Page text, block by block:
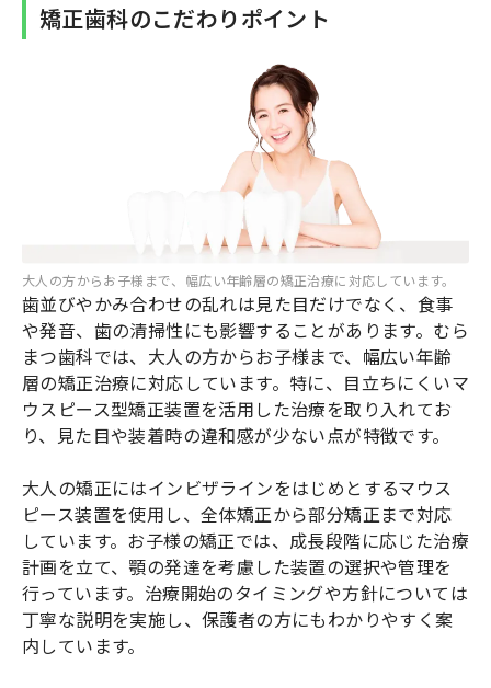
矯正歯科のこだわりポイント
大人の方からお子様まで、幅広い年齢層の矯正治療に対応しています。
歯並びやかみ合わせの乱れは見た目だけでなく、食事
や発音、歯の清掃性にも影響することがあります。むら
まつ歯科では、大人の方からお子様まで、幅広い年齢
層の矯正治療に対応しています。特に、目立ちにくいマ
ウスピース型矯正装置を活用した治療を取り入れてお
り、見た目や装着時の違和感が少ない点が特徴です。
大人の矯正にはインビザラインをはじめとするマウス
ピース装置を使用し、全体矯正から部分矯正まで対応
しています。お子様の矯正では、成長段階に応じた治療
計画を立て、顎の発達を考慮した装置の選択や管理を
行っています。治療開始のタイミングや方針については
丁寧な説明を実施し、保護者の方にもわかりやすく案
内しています。